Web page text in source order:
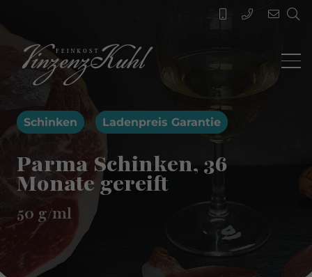
Schinken Ladenpreis Garantie
Parma Schinken, 36
Monate gereift
50 g/ml